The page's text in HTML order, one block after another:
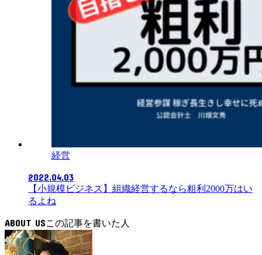
経営
2022.04.03
【小規模ビジネス】組織経営するなら粗利2000万はい
るよね
ABOUT US